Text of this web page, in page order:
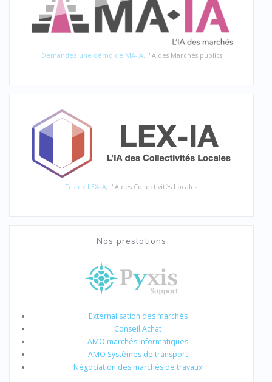
Demandez une démo de MA-IA, l'IA des Marchés publics
Testez LEX-IA, l'IA des Collectivités Locales
Nos prestations
Externalisation des marchés
Conseil Achat
AMO marchés informatiques
AMO Systèmes de transport
Négociation des marchés de travaux